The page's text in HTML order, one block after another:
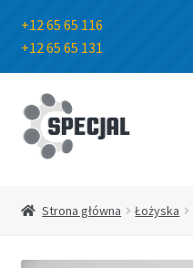
+12 65 65 116
+12 65 65 131
Przejdź
do
nawigacji
Przejdź
do
treści
Strona główna Łożyska